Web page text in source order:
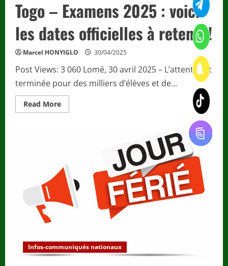
candidats.
Togo – Examens 2025 : voici
les dates officielles à retenir !
Marcel HONYIGLO 30/04/2025
Post Views: 3 060 Lomé, 30 avril 2025 – L’attente est
terminée pour des milliers d’élèves et de...
Read MoreRead
more
les
dates
officielles
retenir
!
Infos-communiqués nationaux